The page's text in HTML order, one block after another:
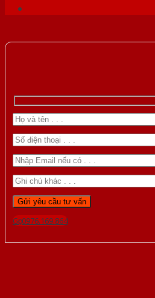
Gọi 0976.169.864